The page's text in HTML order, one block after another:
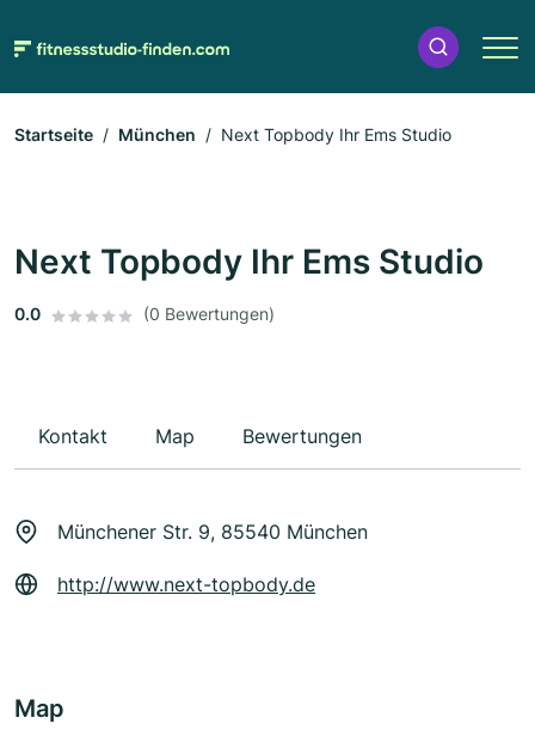
Startseite München Next Topbody Ihr Ems Studio
Next Topbody Ihr Ems Studio
0.0 (0 Bewertungen)
Kontakt Map Bewertungen
Münchener Str. 9, 85540 München
http://www.next-topbody.de
Map